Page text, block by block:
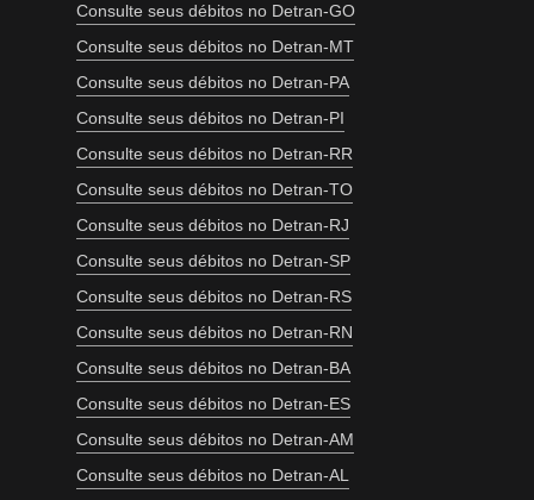
Consulte seus débitos no Detran-GO
Consulte seus débitos no Detran-MT
Consulte seus débitos no Detran-PA
Consulte seus débitos no Detran-PI
Consulte seus débitos no Detran-RR
Consulte seus débitos no Detran-TO
Consulte seus débitos no Detran-RJ
Consulte seus débitos no Detran-SP
Consulte seus débitos no Detran-RS
Consulte seus débitos no Detran-RN
Consulte seus débitos no Detran-BA
Consulte seus débitos no Detran-ES
Consulte seus débitos no Detran-AM
Consulte seus débitos no Detran-AL